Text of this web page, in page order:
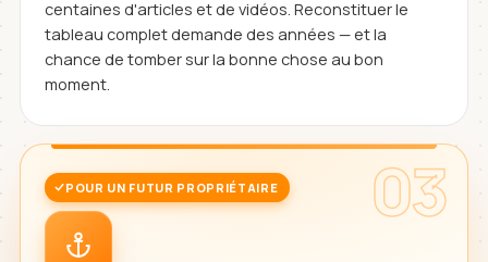
centaines d'articles et de vidéos. Reconstituer le
tableau complet demande des années — et la
chance de tomber sur la bonne chose au bon
moment.
03
POUR UN FUTUR PROPRIÉTAIRE